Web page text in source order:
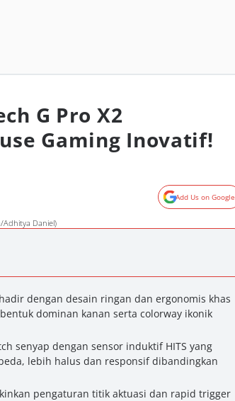
G Pro X2
Gaming Inovatif!
Add Us on Google
Adhitya Daniel)
dengan desain ringan dan ergonomis khas
dominan kanan serta colorway ikonik
senyap dengan sensor induktif HITS yang
lebih halus dan responsif dibandingkan
pengaturan titik aktuasi dan rapid trigger